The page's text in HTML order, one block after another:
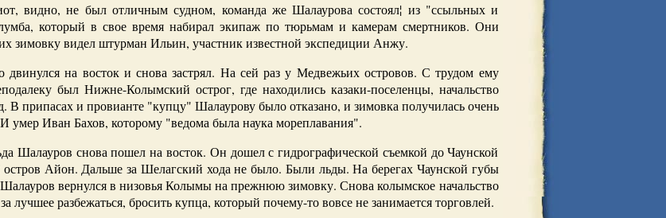
видно, не был отличным судном, команда же Шалаурова состоял¦ из "ссыльных и
который в свое время набирал экипаж по тюрьмам и камерам смертников. Они
зимовку видел штурман Ильин, участник известной экспедиции Анжу.
на восток и снова застрял. На сей раз у Медвежьих островов. С трудом ему
был Нижне-Колымский острог, где находились казаки-поселенцы, начальство
В припасах и провианте "купцу" Шалаурову было отказано, и зимовка получилась очень
умер Иван Бахов, которому "ведома была наука мореплавания".
Шалауров снова пошел на восток. Он дошел с гидрографической съемкой до Чаунской
Айон. Дальше за Шелагский хода не было. Были льды. На берегах Чаунской губы
Шалауров вернулся в низовья Колымы на прежнюю зимовку. Снова колымское начальство
лучшее разбежаться, бросить купца, который почему-то вовсе не занимается торговлей.